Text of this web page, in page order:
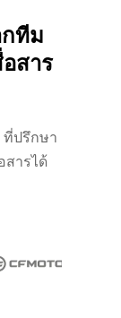
กทีม
สาร
ปรึกษา
ารได้